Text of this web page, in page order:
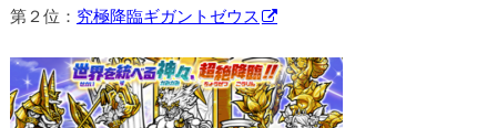
第２位： 究極降臨ギガントゼウス